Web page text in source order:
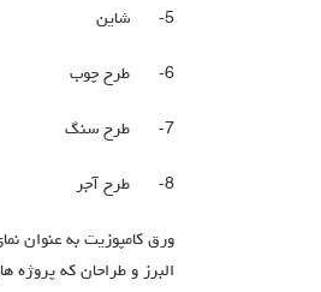
5- شاین
6- طرح چوب
7- طرح سنگ
8- طرح آجر
ورق کامپوزیت به عنوان
البرز و طراحان که پروژه